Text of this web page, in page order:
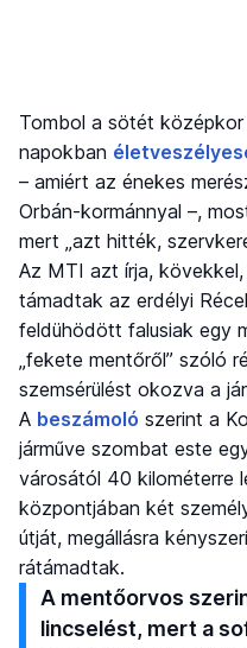
Tombol a sötét középkor
napokban
– amiért az énekes
Orbán-kormánnyal –,
mert „azt hitték,
Az MTI azt írja,
támadtak az erdélyi
feldühödött falusiak egy
„fekete mentőről” szóló
szemsérülést okozva a
A beszámoló szerint a
járműve szombat este
városától 40 kilométerre
központjában két
útját, megállásra
rátámadtak.
A mentőorvos
lincselést, mert a